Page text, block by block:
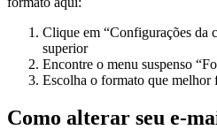
Clique em “Configurações da
superior
Encontre o menu suspenso
Escolha o formato que melhor
Como alterar seu e-